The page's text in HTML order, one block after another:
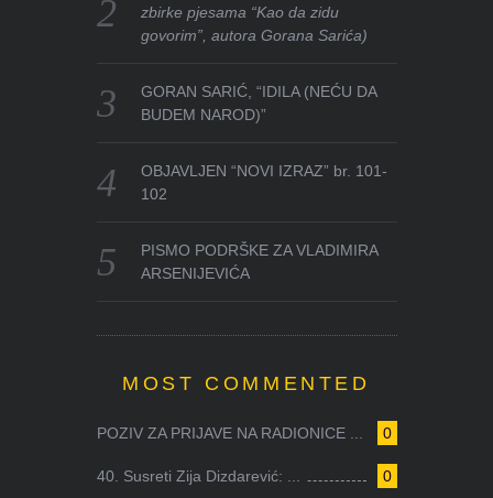
zbirke pjesama “Kao da zidu
govorim”, autora Gorana Sarića)
GORAN SARIĆ, “IDILA (NEĆU DA
BUDEM NAROD)”
OBJAVLJEN “NOVI IZRAZ” br. 101-
102
PISMO PODRŠKE ZA VLADIMIRA
ARSENIJEVIĆA
MOST COMMENTED
0
POZIV ZA PRIJAVE NA RADIONICE ...
0
40. Susreti Zija Dizdarević: ...